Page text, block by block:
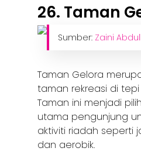
26. Taman
Sumber: Zaini
Taman Gelora
taman rekreasi di
Taman ini menjadi
utama pengunjung
aktiviti riadah seperti
dan aerobik.